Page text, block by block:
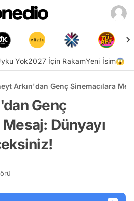
Yok2027 İçin RakamYeni İsim😱
Arkın'dan Genç Sinemacılara
Genç
Dünyayı